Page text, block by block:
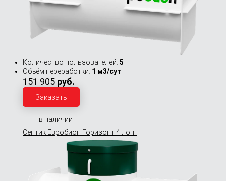
Количество пользователей: 5
Объём переработки: 1 м3/сут
151 905 руб.
Заказать
в наличии
Септик Евробион Горизонт 4 лонг